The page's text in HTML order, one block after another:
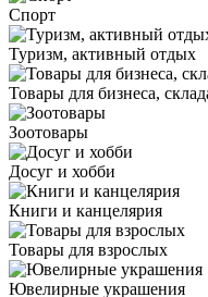
Спорт
Туризм, активный отдых
Товары для бизнеса,
Зоотовары
Досуг и хобби
Книги и канцелярия
Товары для взрослых
Ювелирные украшения